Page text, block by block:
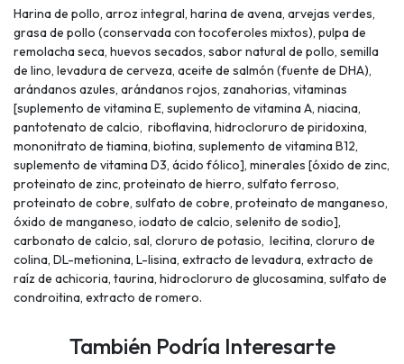
Harina de pollo, arroz integral, harina de avena, arvejas verdes,
grasa de pollo (conservada con tocoferoles mixtos), pulpa de
remolacha seca, huevos secados, sabor natural de pollo, semilla
de lino, levadura de cerveza, aceite de salmón (fuente de DHA),
arándanos azules, arándanos rojos, zanahorias, vitaminas
[suplemento de vitamina E, suplemento de vitamina A, niacina,
pantotenato de calcio, riboflavina, hidrocloruro de piridoxina,
mononitrato de tiamina, biotina, suplemento de vitamina B12,
suplemento de vitamina D3, ácido fólico], minerales [óxido de zinc,
proteinato de zinc, proteinato de hierro, sulfato ferroso,
proteinato de cobre, sulfato de cobre, proteinato de manganeso,
óxido de manganeso, iodato de calcio, selenito de sodio],
carbonato de calcio, sal, cloruro de potasio, lecitina, cloruro de
colina, DL-metionina, L-lisina, extracto de levadura, extracto de
raíz de achicoria, taurina, hidrocloruro de glucosamina, sulfato de
condroitina, extracto de romero.
También Podría Interesarte